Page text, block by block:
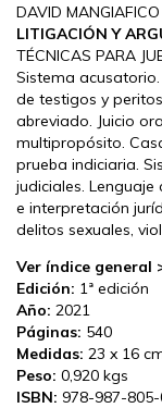
DAVID
LITIGACIÓN Y
TÉCNICAS PARA
Sistema
de testigos y
abreviado. Juicio
multipropósito.
prueba indiciaria.
judiciales.
e interpretación
delitos sexuales,
Ver índice general
Edición: 1ª edición
Año: 2021
Páginas: 540
Medidas: 23 x 16
Peso: 0,920 kgs
ISBN: 978-987-